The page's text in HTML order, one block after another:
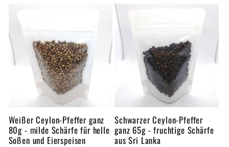
Weißer Ceylon-Pfeffer ganz
80g - milde Schärfe für helle
Soßen und Eierspeisen
Schwarzer Ceylon-Pfeffer
ganz 65g - fruchtige Schärfe
aus Sri Lanka